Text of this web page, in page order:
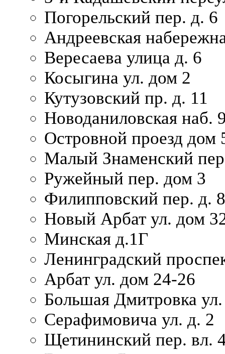
Погорельский пер. д. 6
Андреевская
Вересаева улица д. 6
Косыгина ул. дом 2
Кутузовский пр. д. 11
Новоданиловская наб.
Островной проезд дом
Малый Знаменский
Ружейный пер. дом 3
Филипповский пер. д. 8
Новый Арбат ул. дом
Минская д.1Г
Ленинградский
Арбат ул. дом 24-26
Большая Дмитровка
Серафимовича ул. д. 2
Щетининский пер. вл.